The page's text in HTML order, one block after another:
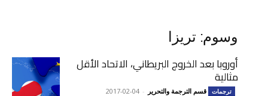
وسوم: تريزا
أوروبا بعد الخروج البريطاني، الاتحاد الأقل
مثالية
ترجمات قسم الترجمة والتحرير -
2017-02-04